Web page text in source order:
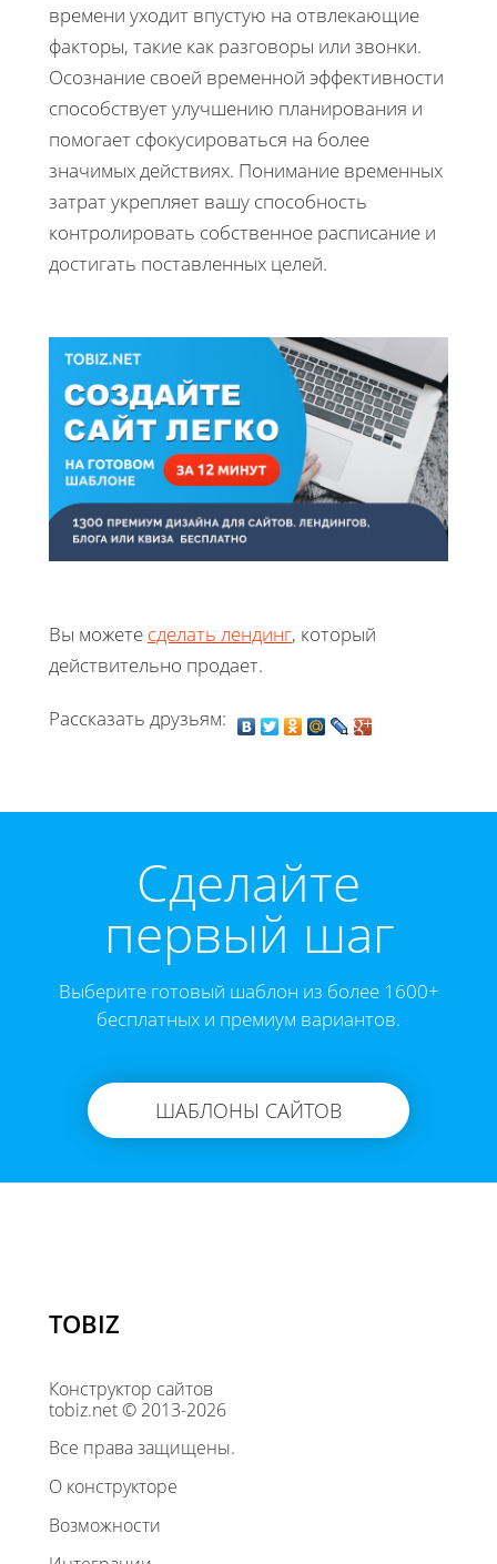
времени уходит впустую на отвлекающие
факторы, такие как разговоры или звонки.
Осознание своей временной эффективности
способствует улучшению планирования и
помогает сфокусироваться на более
значимых действиях. Понимание временных
затрат укрепляет вашу способность
контролировать собственное расписание и
достигать поставленных целей.
Вы можете сделать лендинг, который
действительно продает.
Рассказать друзьям:
Cделайте
первый шаг
Выберите готовый шаблон из более 1600+
бесплатных и премиум вариантов.
ШАБЛОНЫ САЙТОВ
TOBIZ
Конструктор сайтов
tobiz.net © 2013-2026
Все права защищены.
О конструкторе
Возможности